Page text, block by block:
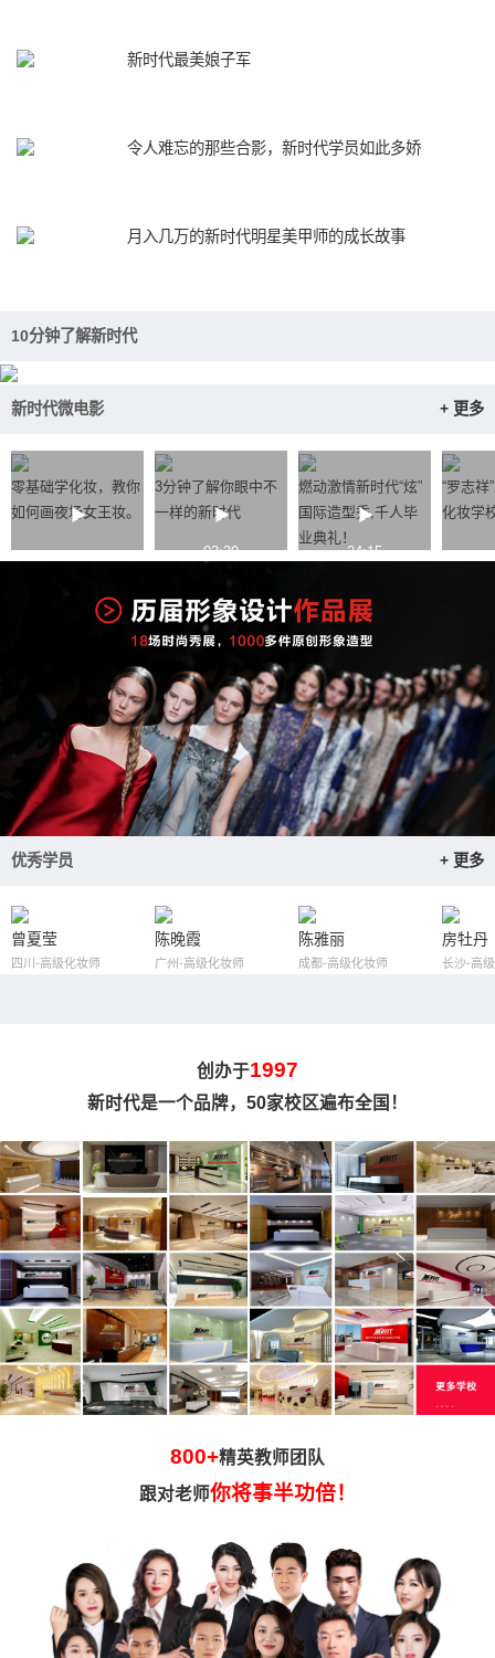
新时代最美娘子军
令人难忘的那些合影，新时代学员如此多娇
月入几万的新时代明星美甲师的成长故事
10分钟了解新时代
新时代微电影 + 更多
零基础学化妆，教你
如何画夜场女王妆。
3分钟了解你眼中不
一样的新时代
03:39
燃动激情新时代“炫”
国际造型秀,千人毕
业典礼！
24:15
“罗志祥
化妆学
优秀学员 + 更多
曾夏莹
四川-高级化妆师
陈晚霞
广州-高级化妆师
陈雅丽
成都-高级化妆师
房牡丹
长沙-高
创办于1997
新时代是一个品牌，50家校区遍布全国！
800+精英教师团队
跟对老师你将事半功倍！